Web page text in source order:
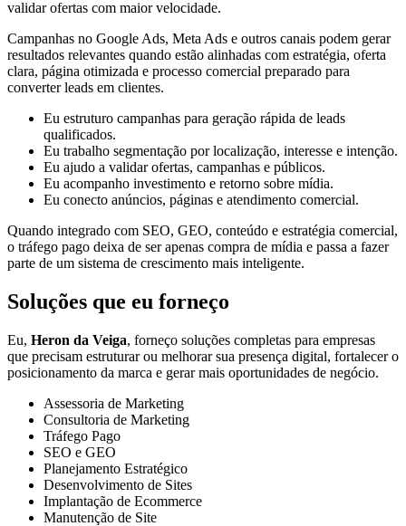
validar ofertas com maior velocidade.
Campanhas no Google Ads, Meta Ads e outros canais podem gerar
resultados relevantes quando estão alinhadas com estratégia, oferta
clara, página otimizada e processo comercial preparado para
converter leads em clientes.
Eu estruturo campanhas para geração rápida de leads
qualificados.
Eu trabalho segmentação por localização, interesse e intenção.
Eu ajudo a validar ofertas, campanhas e públicos.
Eu acompanho investimento e retorno sobre mídia.
Eu conecto anúncios, páginas e atendimento comercial.
Quando integrado com SEO, GEO, conteúdo e estratégia comercial,
o tráfego pago deixa de ser apenas compra de mídia e passa a fazer
parte de um sistema de crescimento mais inteligente.
Soluções que eu forneço
Eu, Heron da Veiga, forneço soluções completas para empresas
que precisam estruturar ou melhorar sua presença digital, fortalecer o
posicionamento da marca e gerar mais oportunidades de negócio.
Assessoria de Marketing
Consultoria de Marketing
Tráfego Pago
SEO e GEO
Planejamento Estratégico
Desenvolvimento de Sites
Implantação de Ecommerce
Manutenção de Site